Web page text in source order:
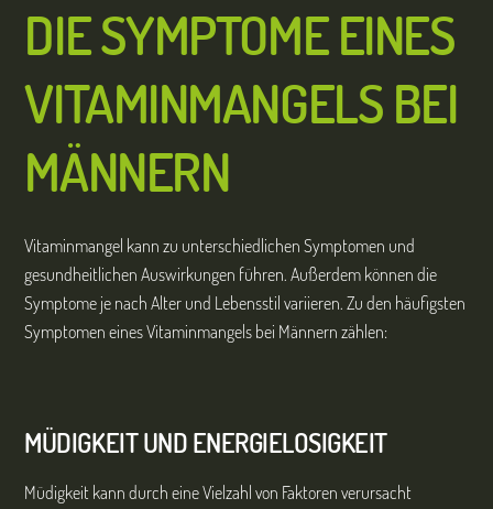
DIE SYMPTOME EINES
VITAMINMANGELS BEI
MÄNNERN
Vitaminmangel kann zu unterschiedlichen Symptomen und
gesundheitlichen Auswirkungen führen. Außerdem können die
Symptome je nach Alter und Lebensstil variieren. Zu den häufigsten
Symptomen eines Vitaminmangels bei Männern zählen:
MÜDIGKEIT UND ENERGIELOSIGKEIT
Müdigkeit kann durch eine Vielzahl von Faktoren verursacht